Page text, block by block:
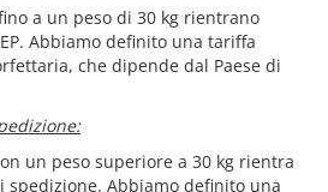
a un peso di 30 kg rientrano
Abbiamo definito una tariffa
che dipende dal Paese di
un peso superiore a 30 kg rientra
Abbiamo definito una